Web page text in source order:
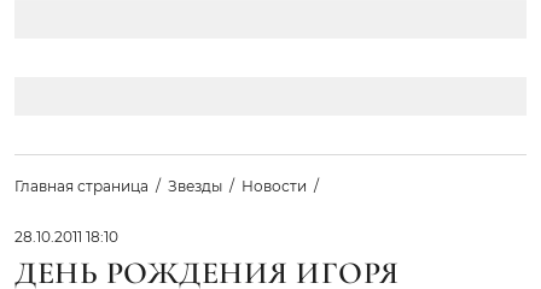
Главная страница Звезды Новости
28.10.2011 18:10
ДЕНЬ РОЖДЕНИЯ ИГОРЯ